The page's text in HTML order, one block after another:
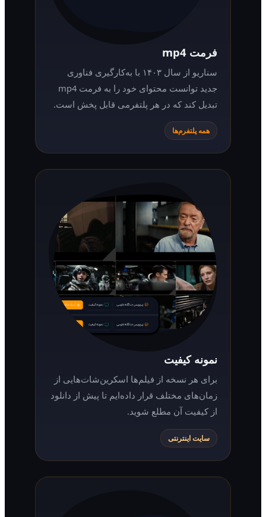
سناریو از سال ۱۴۰۳ با به‌کارگیری فناوری
جدید توانست محتوای خود را به فرمت mp4
تبدیل کند که در هر پلتفرمی قابل پخش است.
همه پلتفرم‌ها
نمونه کیفیت
برای هر نسخه از فیلم‌ها اسکرین‌شات‌هایی از
زمان‌های مختلف قرار داده‌ایم تا پیش از دانلود
از کیفیت آن مطلع شوید.
سایت اینترنتی